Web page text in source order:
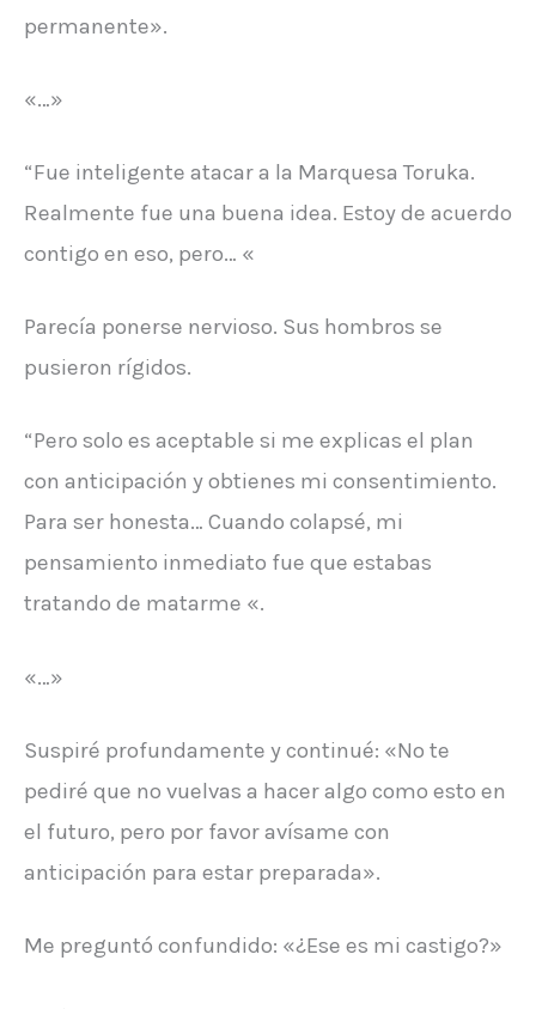
permanente».
«…»
“Fue inteligente atacar a la Marquesa Toruka.
Realmente fue una buena idea. Estoy de acuerdo
contigo en eso, pero… «
Parecía ponerse nervioso. Sus hombros se
pusieron rígidos.
“Pero solo es aceptable si me explicas el plan
con anticipación y obtienes mi consentimiento.
Para ser honesta… Cuando colapsé, mi
pensamiento inmediato fue que estabas
tratando de matarme «.
«…»
Suspiré profundamente y continué: «No te
pediré que no vuelvas a hacer algo como esto en
el futuro, pero por favor avísame con
anticipación para estar preparada».
Me preguntó confundido: «¿Ese es mi castigo?»